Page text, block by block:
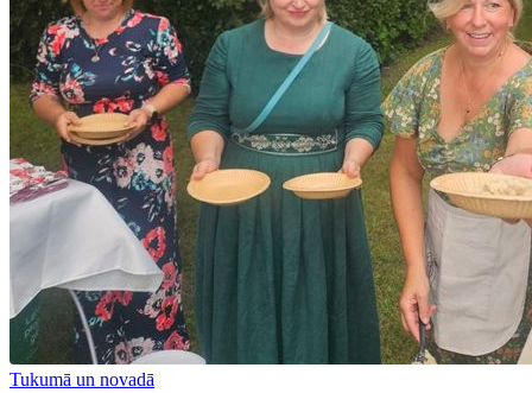
Tukumā un novadā